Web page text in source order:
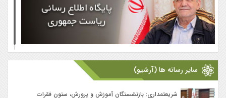
سایر رسانه ها (آرشیو)
شریعتمداری: بازنشستگان آموزش و پرورش،‎ ستون فقرات